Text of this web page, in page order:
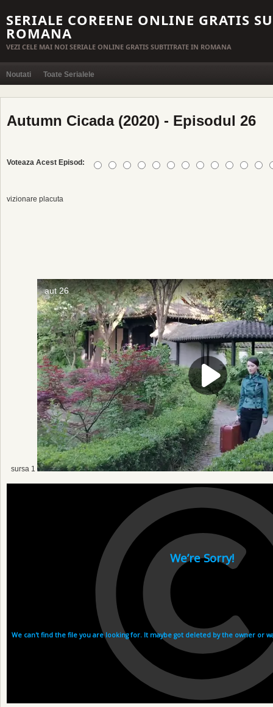
SERIALE COREENE ONLINE GRATIS
ROMANA
VEZI CELE MAI NOI SERIALE ONLINE GRATIS SUBTITRATE IN ROMANA
Noutati Toate Serialele
Autumn Cicada (2020) - Episodul 26
Voteaza Acest Episod:
vizionare placuta
sursa 1